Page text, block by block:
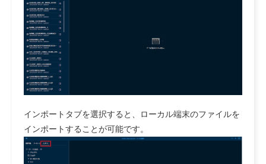
インポートタブを選択すると、ローカル端末のファイルを
インポートすることが可能です。